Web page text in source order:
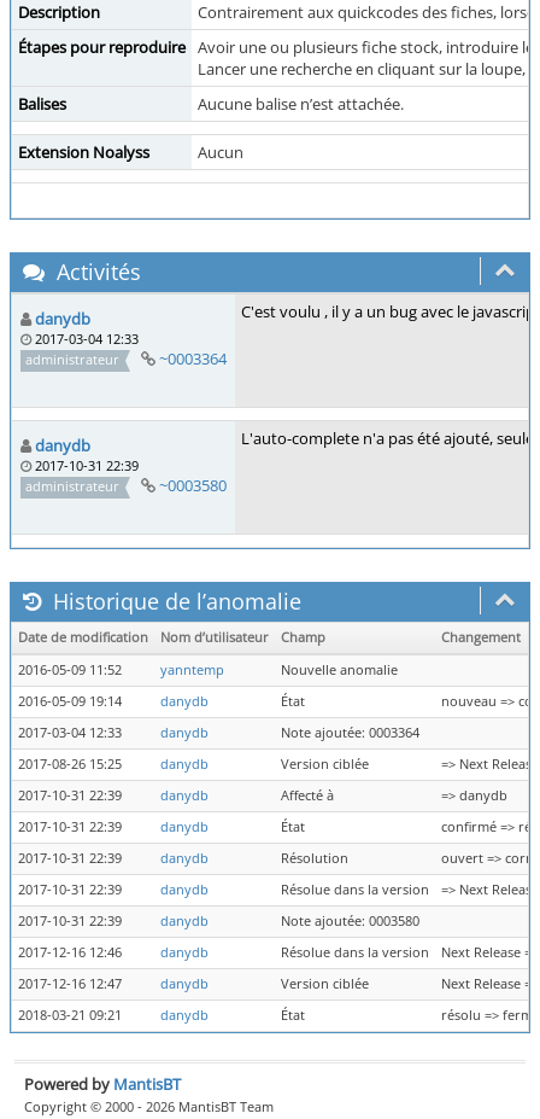
Description
Contrairement aux quickcodes des fiches,
Étapes pour reproduire Avoir une ou plusieurs fiche stock, introduire
Lancer une recherche en cliquant sur la loupe,
Balises
Aucune balise n’est attachée.
Extension Noalyss Aucun
Activités
danydb
2017-03-04 12:33
administrateur
~0003364
C'est voulu , il y a un bug avec le
danydb
2017-10-31 22:39
administrateur
~0003580
L'auto-complete n'a pas été ajouté,
Historique de l’anomalie
Date de modification Nom d’utilisateur Champ
Changement
2016-05-09 11:52
yanntemp
Nouvelle anomalie
2016-05-09 19:14
danydb État
nouveau =>
2017-03-04 12:33
danydb
Note ajoutée: 0003364
2017-08-26 15:25
danydb Version ciblée
=> Next Release
2017-10-31 22:39
danydb Affecté à
=> danydb
2017-10-31 22:39
danydb État
confirmé =>
2017-10-31 22:39
danydb Résolution
ouvert =>
2017-10-31 22:39
danydb Résolue dans la version
=> Next Release
2017-10-31 22:39
danydb
Note ajoutée: 0003580
2017-12-16 12:46
danydb Résolue dans la version
Next Release
2017-12-16 12:47
danydb Version ciblée
Next Release
2018-03-21 09:21
danydb État résolu => fermé
Powered by MantisBT
Copyright © 2000 - 2026 MantisBT Team